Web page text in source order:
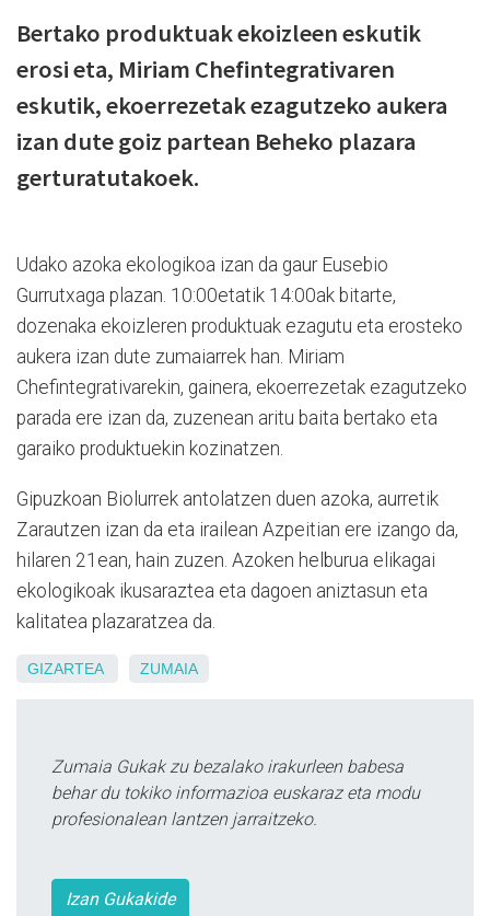
Bertako produktuak ekoizleen eskutik
erosi eta, Miriam Chefintegrativaren
eskutik, ekoerrezetak ezagutzeko aukera
izan dute goiz partean Beheko plazara
gerturatutakoek.
Udako azoka ekologikoa izan da gaur Eusebio
Gurrutxaga plazan. 10:00etatik 14:00ak bitarte,
dozenaka ekoizleren produktuak ezagutu eta erosteko
aukera izan dute zumaiarrek han. Miriam
Chefintegrativarekin, gainera, ekoerrezetak ezagutzeko
parada ere izan da, zuzenean aritu baita bertako eta
garaiko produktuekin kozinatzen.
Gipuzkoan Biolurrek antolatzen duen azoka, aurretik
Zarautzen izan da eta irailean Azpeitian ere izango da,
hilaren 21ean, hain zuzen. Azoken helburua elikagai
ekologikoak ikusaraztea eta dagoen aniztasun eta
kalitatea plazaratzea da.
GIZARTEA ZUMAIA
Zumaia Gukak zu bezalako irakurleen babesa
behar du tokiko informazioa euskaraz eta modu
profesionalean lantzen jarraitzeko.
Izan Gukakide